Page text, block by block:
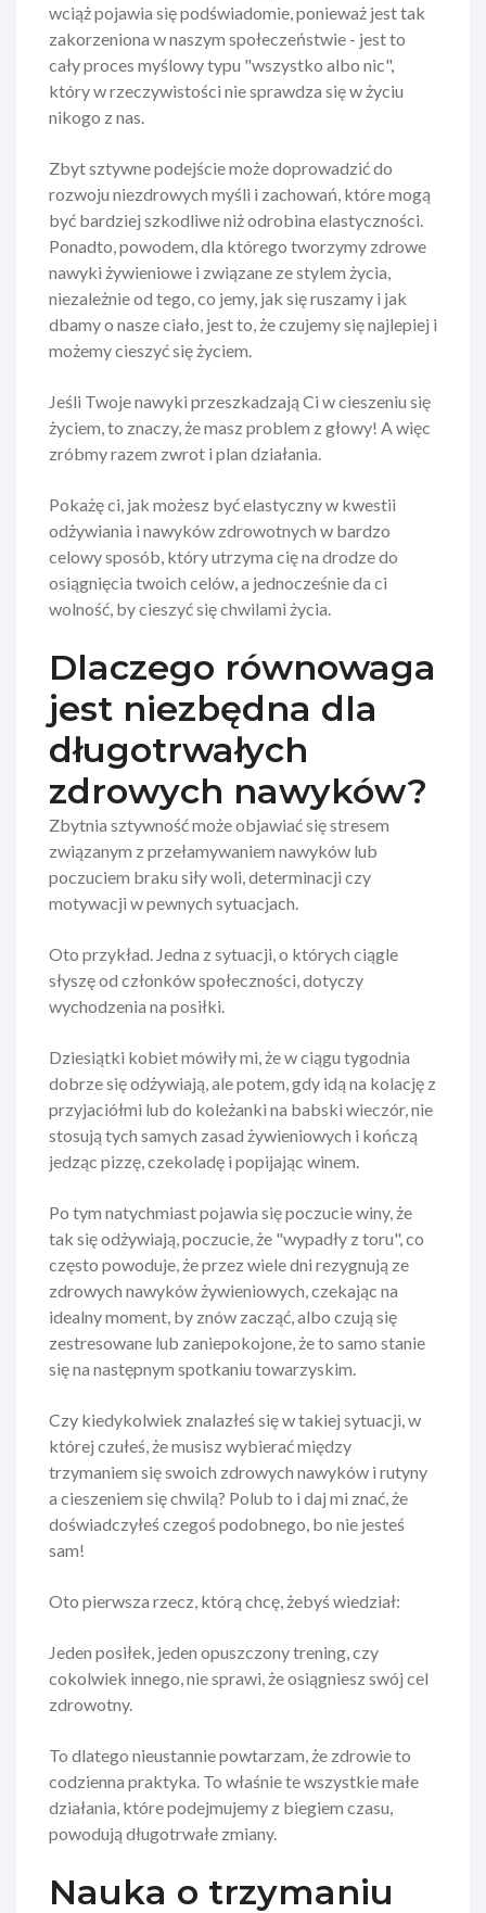
wciąż pojawia się podświadomie, ponieważ jest tak
zakorzeniona w naszym społeczeństwie - jest to
cały proces myślowy typu "wszystko albo nic",
który w rzeczywistości nie sprawdza się w życiu
nikogo z nas.
Zbyt sztywne podejście może doprowadzić do
rozwoju niezdrowych myśli i zachowań, które mogą
być bardziej szkodliwe niż odrobina elastyczności.
Ponadto, powodem, dla którego tworzymy zdrowe
nawyki żywieniowe i związane ze stylem życia,
niezależnie od tego, co jemy, jak się ruszamy i jak
dbamy o nasze ciało, jest to, że czujemy się najlepiej i
możemy cieszyć się życiem.
Jeśli Twoje nawyki przeszkadzają Ci w cieszeniu się
życiem, to znaczy, że masz problem z głowy! A więc
zróbmy razem zwrot i plan działania.
Pokażę ci, jak możesz być elastyczny w kwestii
odżywiania i nawyków zdrowotnych w bardzo
celowy sposób, który utrzyma cię na drodze do
osiągnięcia twoich celów, a jednocześnie da ci
wolność, by cieszyć się chwilami życia.
Dlaczego równowaga
jest niezbędna dla
długotrwałych
zdrowych nawyków?
Zbytnia sztywność może objawiać się stresem
związanym z przełamywaniem nawyków lub
poczuciem braku siły woli, determinacji czy
motywacji w pewnych sytuacjach.
Oto przykład. Jedna z sytuacji, o których ciągle
słyszę od członków społeczności, dotyczy
wychodzenia na posiłki.
Dziesiątki kobiet mówiły mi, że w ciągu tygodnia
dobrze się odżywiają, ale potem, gdy idą na kolację z
przyjaciółmi lub do koleżanki na babski wieczór, nie
stosują tych samych zasad żywieniowych i kończą
jedząc pizzę, czekoladę i popijając winem.
Po tym natychmiast pojawia się poczucie winy, że
tak się odżywiają, poczucie, że "wypadły z toru", co
często powoduje, że przez wiele dni rezygnują ze
zdrowych nawyków żywieniowych, czekając na
idealny moment, by znów zacząć, albo czują się
zestresowane lub zaniepokojone, że to samo stanie
się na następnym spotkaniu towarzyskim.
Czy kiedykolwiek znalazłeś się w takiej sytuacji, w
której czułeś, że musisz wybierać między
trzymaniem się swoich zdrowych nawyków i rutyny
a cieszeniem się chwilą? Polub to i daj mi znać, że
doświadczyłeś czegoś podobnego, bo nie jesteś
sam!
Oto pierwsza rzecz, którą chcę, żebyś wiedział:
Jeden posiłek, jeden opuszczony trening, czy
cokolwiek innego, nie sprawi, że osiągniesz swój cel
zdrowotny.
To dlatego nieustannie powtarzam, że zdrowie to
codzienna praktyka. To właśnie te wszystkie małe
działania, które podejmujemy z biegiem czasu,
powodują długotrwałe zmiany.
Nauka o trzymaniu